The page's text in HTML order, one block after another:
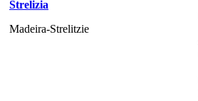
Strelizia
Madeira-Strelitzie